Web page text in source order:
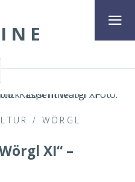
/ WÖRGL
XI“ –